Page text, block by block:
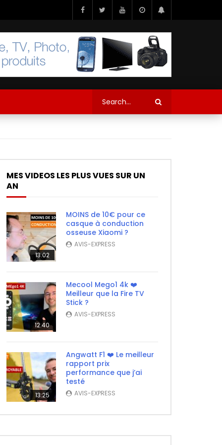
MES VIDEOS LES PLUS VUES SUR UN
AN
13:02
MOINS de 10€ pour ce
casque à conduction
osseuse Xiaomi ?
AVIS-EXPRESS
12:40
Mecool Mego1 4k ❤️
Meilleur que la Fire TV
Stick ?
AVIS-EXPRESS
13:25
Angwatt F1 ❤️ Le meilleur
rapport prix
performance que j’ai
testé
AVIS-EXPRESS